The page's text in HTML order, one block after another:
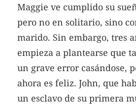
Maggie ve cumplido su
pero no en solitario, sino
marido. Sin embargo, tres
empieza a plantearse que
un grave error casándose,
ahora es feliz. John, que
un esclavo de su primera